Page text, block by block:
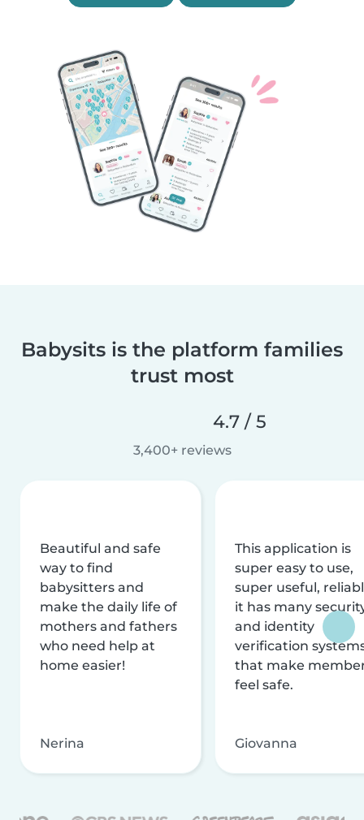
Babysits is the platform families
trust most
4.7 / 5
3,400+ reviews
Beautiful and safe
way to find
babysitters and
make the daily life of
mothers and fathers
who need help at
home easier!
Nerina
This application is
super easy to use,
super useful,
it has many
and identity
verification
that make
feel safe.
Giovanna